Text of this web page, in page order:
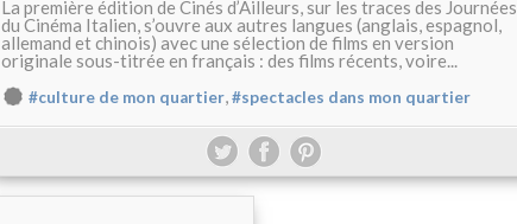
La première édition de Cinés d’Ailleurs, sur les traces des Journées
du Cinéma Italien, s’ouvre aux autres langues (anglais, espagnol,
allemand et chinois) avec une sélection de films en version
originale sous-titrée en français : des films récents, voire...
#culture de mon quartier,#spectacles dans mon quartier